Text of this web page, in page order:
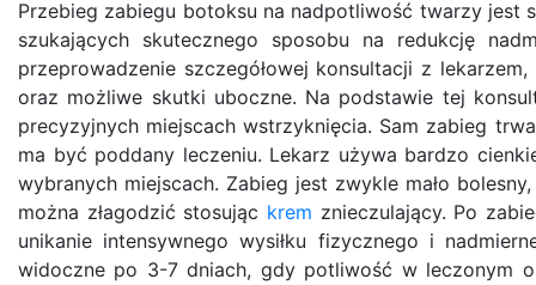
Przebieg zabiegu botoksu na nadpotliwość twarzy
szukających skutecznego sposobu na redukcję
przeprowadzenie szczegółowej konsultacji z
oraz możliwe skutki uboczne. Na podstawie tej
precyzyjnych miejscach wstrzyknięcia. Sam zabieg
ma być poddany leczeniu. Lekarz używa bardzo
wybranych miejscach. Zabieg jest zwykle mało
można złagodzić stosując krem znieczulający. Po
unikanie intensywnego wysiłku fizycznego i
widoczne po 3-7 dniach, gdy potliwość w leczonym